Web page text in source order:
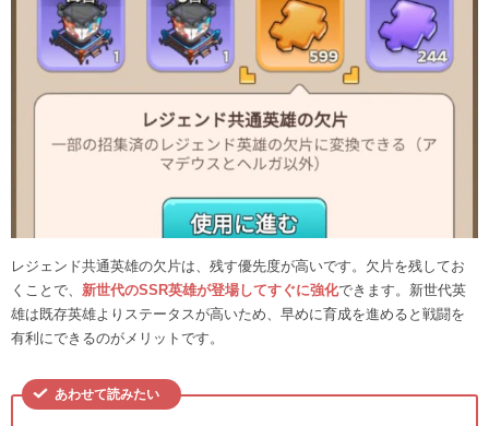
レジェンド共通英雄の欠片は、残す優先度が高いです。欠片を残してお
くことで、 新世代のSSR英雄が登場してすぐに強化できます。新世代英
雄は既存英雄よりステータスが高いため、早めに育成を進めると戦闘を
有利にできるのがメリットです。
あわせて読みたい